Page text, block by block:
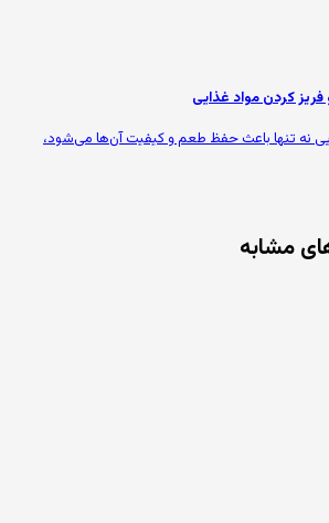
کردن مواد غذایی
نه تنها باعث حفظ طعم و کیفیت آن‌ها می‌شود،
مشابه